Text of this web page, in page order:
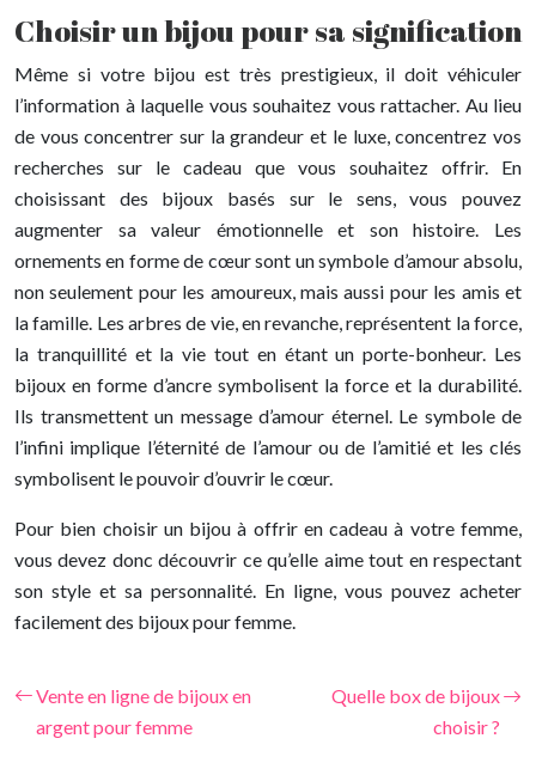
Choisir un bijou pour sa signification
Même si votre bijou est très prestigieux, il doit véhiculer
l’information à laquelle vous souhaitez vous rattacher. Au lieu
de vous concentrer sur la grandeur et le luxe, concentrez vos
recherches sur le cadeau que vous souhaitez offrir. En
choisissant des bijoux basés sur le sens, vous pouvez
augmenter sa valeur émotionnelle et son histoire. Les
ornements en forme de cœur sont un symbole d’amour absolu,
non seulement pour les amoureux, mais aussi pour les amis et
la famille. Les arbres de vie, en revanche, représentent la force,
la tranquillité et la vie tout en étant un porte-bonheur. Les
bijoux en forme d’ancre symbolisent la force et la durabilité.
Ils transmettent un message d’amour éternel. Le symbole de
l’infini implique l’éternité de l’amour ou de l’amitié et les clés
symbolisent le pouvoir d’ouvrir le cœur.
Pour bien choisir un bijou à offrir en cadeau à votre femme,
vous devez donc découvrir ce qu’elle aime tout en respectant
son style et sa personnalité. En ligne, vous pouvez acheter
facilement des bijoux pour femme.
Vente en ligne de bijoux en
argent pour femme
Quelle box de bijoux
choisir ?